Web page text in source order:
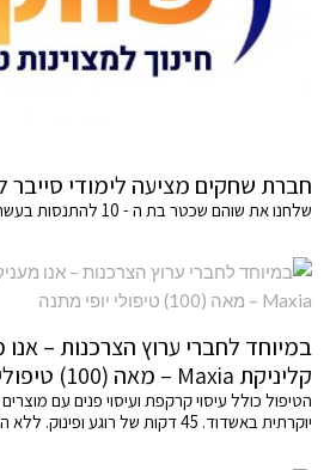
חברת שחקים מציעה לימודי סייבר
שלחנו את שוהם שכטר בת ה - 10 להתנסות בעשרה מיפגשים.
במיוחד לחברי ערוץ הצרכנות –
קליניקת Maxia – מאה (100) טיפולי יופי מתנה
הטיפול כולל עיסוי קרקפת ועיסוי פנים עם
יוקרתית באשדוד. 45 דקות של רוגע ופינוק. ללא הגרלה וללא תחרות